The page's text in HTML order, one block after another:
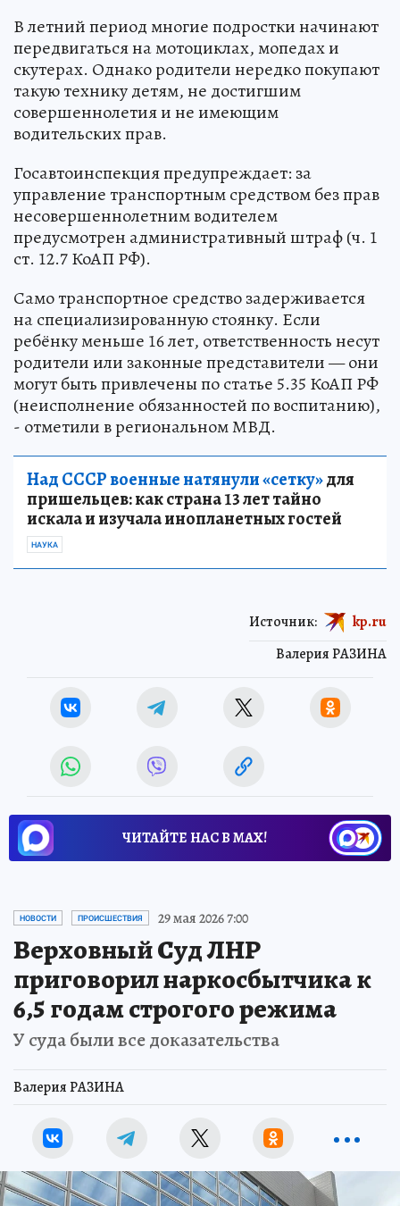
В летний период многие подростки начинают
передвигаться на мотоциклах, мопедах и
скутерах. Однако родители нередко покупают
такую технику детям, не достигшим
совершеннолетия и не имеющим
водительских прав.
Госавтоинспекция предупреждает: за
управление транспортным средством без прав
несовершеннолетним водителем
предусмотрен административный штраф (ч. 1
ст. 12.7 КоАП РФ).
Само транспортное средство задерживается
на специализированную стоянку. Если
ребёнку меньше 16 лет, ответственность несут
родители или законные представители — они
могут быть привлечены по статье 5.35 КоАП РФ
(неисполнение обязанностей по воспитанию),
- отметили в региональном МВД.
Над СССР военные натянули «сетку»для
пришельцев: как страна 13 лет тайно
искала и изучала инопланетных гостей
НАУКА
Валерия РАЗИНА
Источник: kp.ru
ЧИТАЙТЕ НАС В МАХ!
НОВОСТИ ПРОИСШЕСТВИЯ 29 мая 2026 7:00
Верховный Суд ЛНР
приговорил наркосбытчика к
6,5 годам строгого режима
У суда были все доказательства
Валерия РАЗИНА